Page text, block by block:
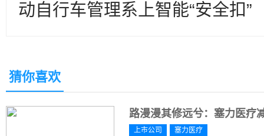
动自行车管理系上智能“安全扣”
猜你喜欢
路漫漫其修远兮：塞力医疗
上市公司 塞力医疗